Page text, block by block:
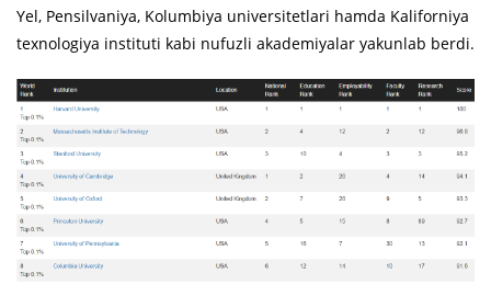
Yel, Pensilvaniya, Kolumbiya universitetlari hamda Kaliforniya
texnologiya instituti kabi nufuzli akademiyalar yakunlab berdi.